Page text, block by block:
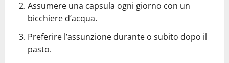
Assumere una capsula ogni giorno con un
bicchiere d’acqua.
Preferire l’assunzione durante o subito dopo il
pasto.